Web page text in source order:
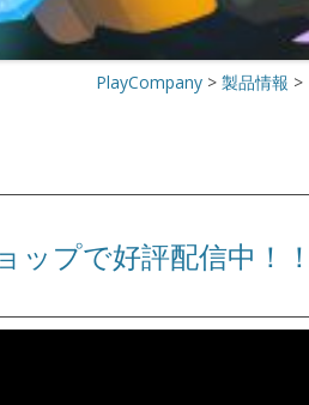
PlayCompany > 製品情報 >
ップで好評配信中！